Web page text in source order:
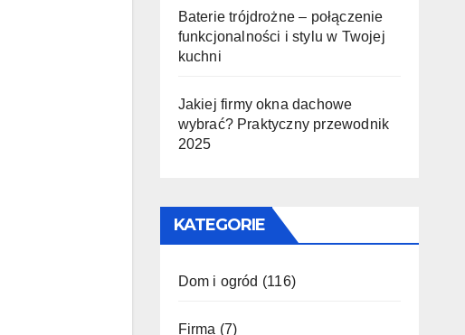
Baterie trójdrożne – połączenie
funkcjonalności i stylu w Twojej
kuchni
Jakiej firmy okna dachowe
wybrać? Praktyczny przewodnik
2025
KATEGORIE
Dom i ogród (116)
Firma (7)